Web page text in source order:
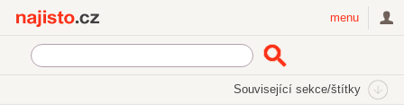
menu
Související sekce/štítky